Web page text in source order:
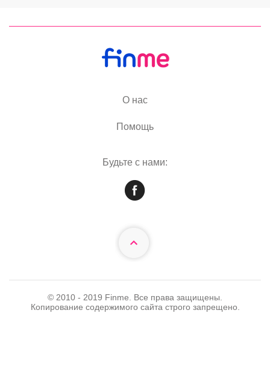
О нас
Помощь
Будьте с нами:
© 2010 - 2019 Finme. Все права защищены.
Копирование содержимого сайта строго запрещено.